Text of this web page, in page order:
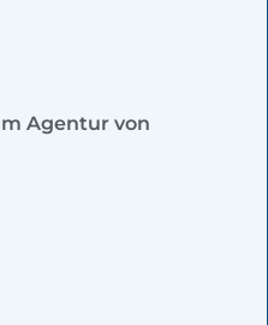
Agentur von